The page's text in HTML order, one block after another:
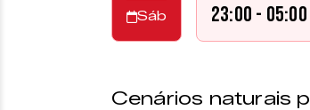
Sáb 23:00 - 05:00
Cenários naturais